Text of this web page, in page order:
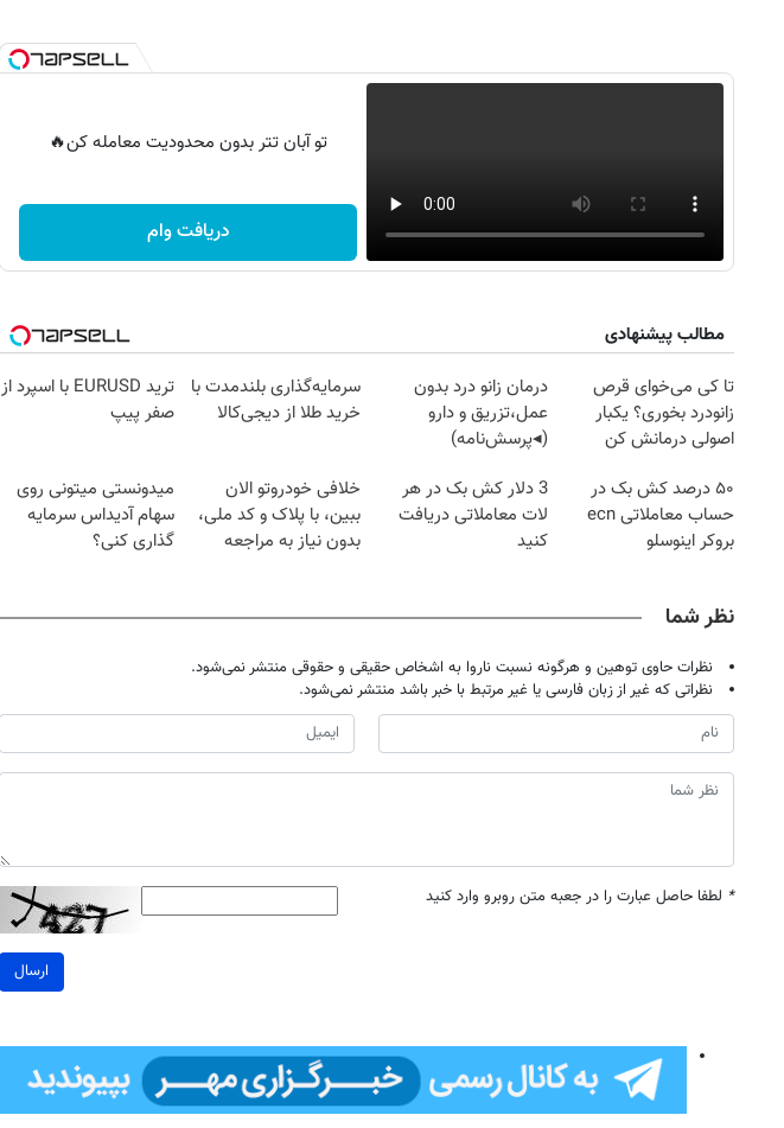
تو آبان تتر بدون محدودیت معامله کن🔥
دریافت وام
مطالب پیشنهادی
تا کی می‌خوای قرص
زانودرد بخوری؟ یکبار
اصولی درمانش کن
درمان زانو درد بدون
عمل،تزریق و دارو
(◂پرسش‌نامه)
سرمایه‌گذاری بلندمدت با
خرید طلا از دیجی‌کالا
ترید EURUSD با اسپرد از
صفر پیپ
۵۰ درصد کش بک در
حساب معاملاتی ecn
بروکر اینوسلو
3 دلار کش بک در هر
لات معاملاتی دریافت
کنید
خلافی خودروتو الان
ببین، با پلاک و کد ملی،
بدون نیاز به مراجعه
میدونستی میتونی روی
سهام آدیداس سرمایه
گذاری کنی؟
نظر شما
نظرات حاوی توهین و هرگونه نسبت ناروا به اشخاص حقیقی و حقوقی منتشر نمی‌شود.
نظراتی که غیر از زبان فارسی یا غیر مرتبط با خبر باشد منتشر نمی‌شود.
* لطفا حاصل عبارت را در جعبه متن روبرو وارد کنید
ارسال